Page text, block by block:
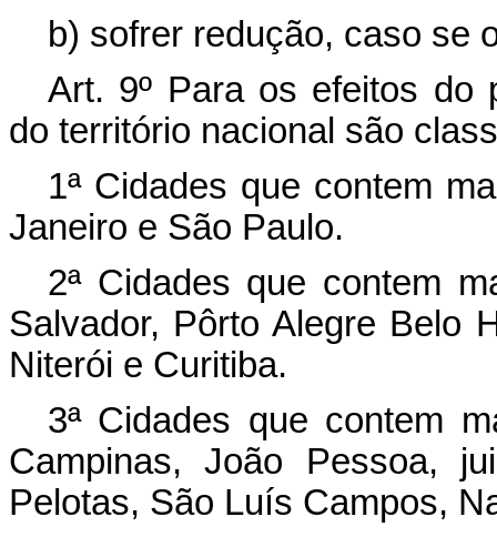
b) sofrer redução, caso se
Art. 9º Para os efeitos do
do território nacional são
1ª Cidades que contem
Janeiro e São Paulo.
2ª Cidades que contem
Salvador, Pôrto Alegre Belo
Niterói e Curitiba.
3ª Cidades que contem
Campinas, João Pessoa,
Pelotas, São Luís Campos,